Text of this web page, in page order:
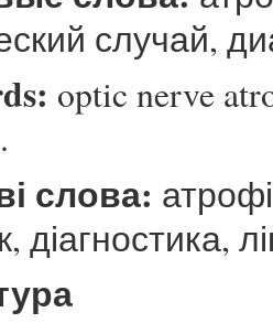
случай,
optic nerve
слова:
діагностика,